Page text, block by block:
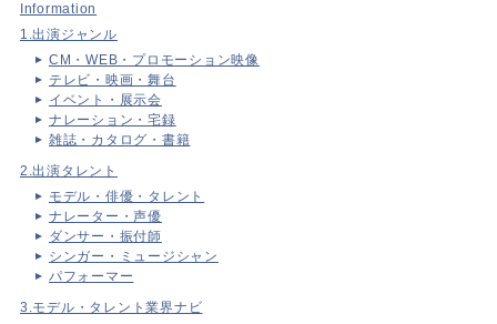
Information
1.出演ジャンル
CM・WEB・プロモーション映像
テレビ・映画・舞台
イベント・展示会
ナレーション・宅録
雑誌・カタログ・書籍
2.出演タレント
モデル・俳優・タレント
ナレーター・声優
ダンサー・振付師
シンガー・ミュージシャン
パフォーマー
3.モデル・タレント業界ナビ